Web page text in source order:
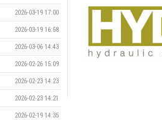
2026-03-19 17:00
2026-03-19 16:58
2026-03-06 14:43
2026-02-26 15:09
2026-02-23 14:23
2026-02-23 14:21
2026-02-19 14:35